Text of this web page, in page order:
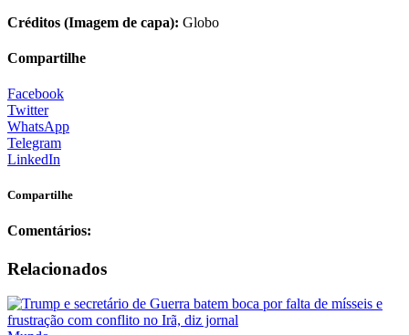
Créditos (Imagem de capa): Globo
Compartilhe
Facebook
Twitter
WhatsApp
Telegram
LinkedIn
Compartilhe
Comentários:
Relacionados